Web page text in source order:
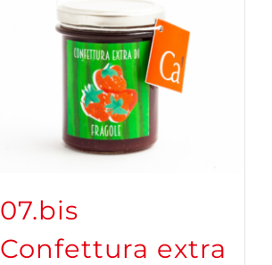
07.bis
Confettura extra